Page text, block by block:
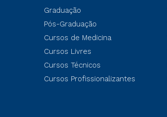
Graduação
Pós-Graduação
Cursos de Medicina
Cursos Livres
Cursos Técnicos
Cursos Profissionalizantes